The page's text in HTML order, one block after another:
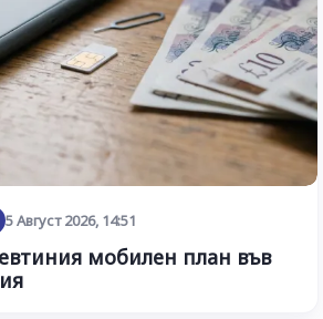
5 Август 2026, 14:51
мобилен план във